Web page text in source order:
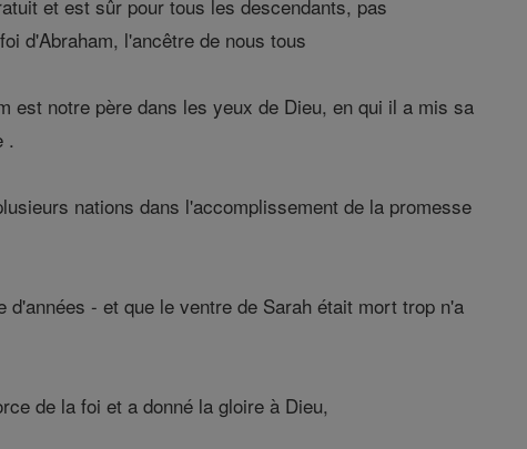
et est sûr pour tous les descendants, pas
d'Abraham, l'ancêtre de nous tous
est notre père dans les yeux de Dieu, en qui il a mis sa
.
nations dans l'accomplissement de la promesse
- et que le ventre de Sarah était mort trop n'a
de la foi et a donné la gloire à Dieu,